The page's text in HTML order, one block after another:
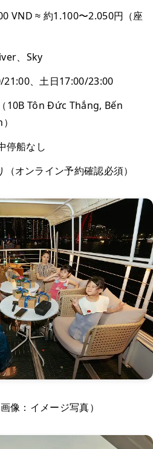
VND ≈ 約1.100〜2.050円（座
、Sky
21:00、土日17:00/23:00
10B Tôn Đức Thắng, Bến
停船なし
オンライン予約確認必須）
像：イメージ写真）